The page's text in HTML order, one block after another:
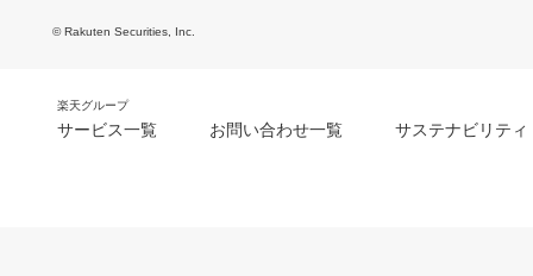
© Rakuten Securities, Inc.
楽天グループ
サービス一覧 お問い合わせ一覧 サステナビリティ